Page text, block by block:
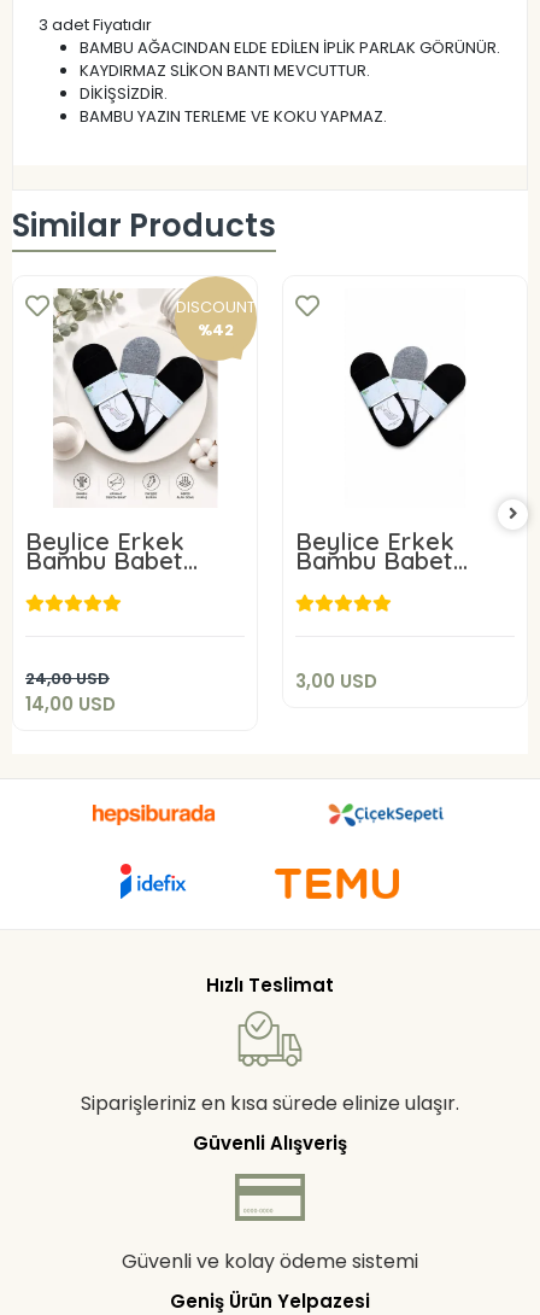
3 adet Fiyatıdır
BAMBU AĞACINDAN ELDE EDİLEN İPLİK PARLAK GÖRÜNÜR.
KAYDIRMAZ SLİKON BANTI MEVCUTTUR.
DİKİŞSİZDİR.
BAMBU YAZIN TERLEME VE KOKU YAPMAZ.
Similar Products
DISCOUNT
%42
Beylice Erkek
Bambu Babet
Çorap 6 Adet
24,00 USD
14,00 USD
14,00 USD
Beylice Erkek
Bambu Babet
Çorap
3,00 USD
3,00 USD
Hızlı Teslimat
Siparişleriniz en kısa sürede elinize ulaşır.
Güvenli Alışveriş
Güvenli ve kolay ödeme sistemi
Geniş Ürün Yelpazesi